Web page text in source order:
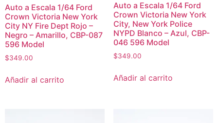
Auto a Escala 1/64 Ford
Crown Victoria New York
City NY Fire Dept Rojo –
Negro – Amarillo, CBP-087
596 Model
$349.00
Añadir al carrito
Auto a Escala 1/64 Ford
Crown Victoria New York
City, New York Police
NYPD Blanco – Azul, CBP-
046 596 Model
$349.00
Añadir al carrito